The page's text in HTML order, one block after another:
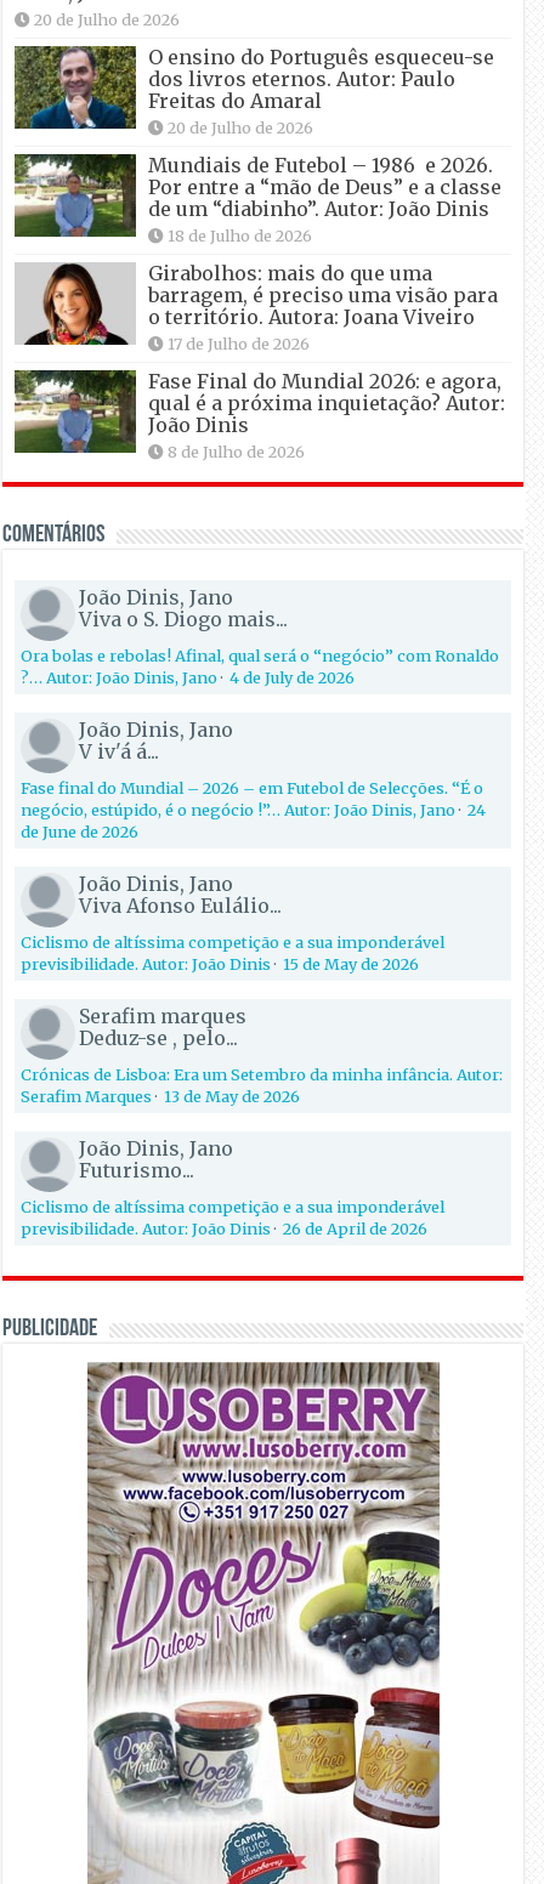
20 de Julho de 2026
O ensino do Português esqueceu-se
dos livros eternos. Autor: Paulo
Freitas do Amaral
20 de Julho de 2026
Mundiais de Futebol – 1986 e 2026.
Por entre a “mão de Deus” e a classe
de um “diabinho”. Autor: João Dinis
18 de Julho de 2026
Girabolhos: mais do que uma
barragem, é preciso uma visão para
o território. Autora: Joana Viveiro
17 de Julho de 2026
Fase Final do Mundial 2026: e agora,
qual é a próxima inquietação? Autor:
João Dinis
8 de Julho de 2026
Comentários
João Dinis, Jano
Viva o S. Diogo mais...
Ora bolas e rebolas! Afinal, qual será o “negócio” com Ronaldo
?… Autor: João Dinis, Jano·4 de July de 2026
João Dinis, Jano
V iv'á á...
Fase final do Mundial – 2026 – em Futebol de Selecções. “É o
negócio, estúpido, é o negócio !”… Autor: João Dinis, Jano·24
de June de 2026
João Dinis, Jano
Viva Afonso Eulálio...
Ciclismo de altíssima competição e a sua imponderável
previsibilidade. Autor: João Dinis·15 de May de 2026
Serafim marques
Deduz-se , pelo...
Crónicas de Lisboa: Era um Setembro da minha infância. Autor:
Serafim Marques·13 de May de 2026
João Dinis, Jano
Futurismo...
Ciclismo de altíssima competição e a sua imponderável
previsibilidade. Autor: João Dinis·26 de April de 2026
PUBLICIDADE